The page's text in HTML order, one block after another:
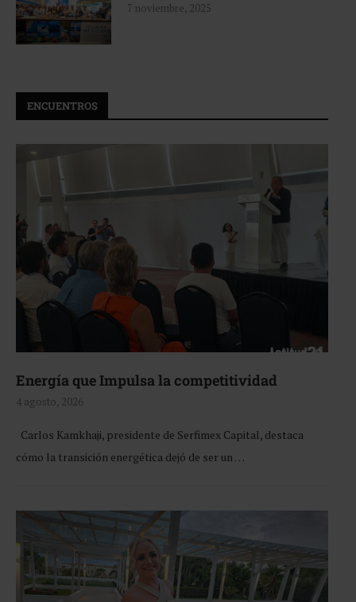
7 noviembre, 2025
ENCUENTROS
Energía que Impulsa la competitividad
4 agosto, 2026
Carlos Kamkhaji, presidente de Serfimex Capital, destaca
cómo la transición energética dejó de ser un …